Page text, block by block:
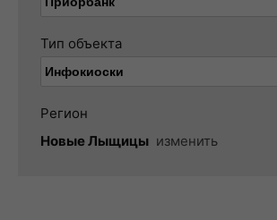
Тип объекта
Регион
Новые Лыщицы изменить